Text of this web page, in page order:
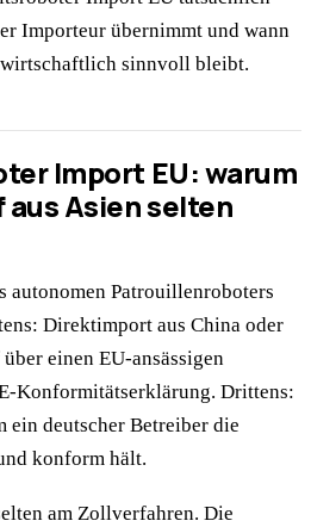
Importeur übernimmt und wann
sinnvoll bleibt.
Import EU: warum
Asien selten
autonomen Patrouillenroboters
Direktimport aus China oder
einen EU-ansässigen
Konformitätserklärung. Drittens:
ein deutscher Betreiber die
konform hält.
am Zollverfahren. Die